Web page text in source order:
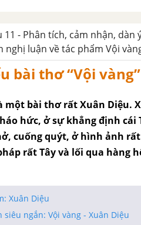
11 - Phân tích, cảm nhận, dàn
nghị luận về tác phẩm Vội
bài thơ “Vội vàng”
một bài thơ rất Xuân Diệu.
hức, ở sự khẳng định
cuống quýt, ở hình ảnh
rất Tây và lối qua hàng
Xuân Diệu
siêu ngắn: Vội vàng - Xuân Diệu